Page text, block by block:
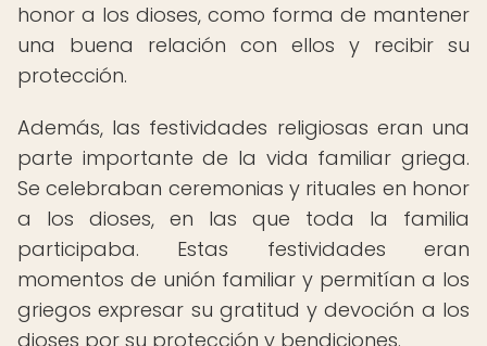
honor a los dioses, como forma de mantener
una buena relación con ellos y recibir su
protección.
Además, las festividades religiosas eran una
parte importante de la vida familiar griega.
Se celebraban ceremonias y rituales en honor
a los dioses, en las que toda la familia
participaba. Estas festividades eran
momentos de unión familiar y permitían a los
griegos expresar su gratitud y devoción a los
dioses por su protección y bendiciones.